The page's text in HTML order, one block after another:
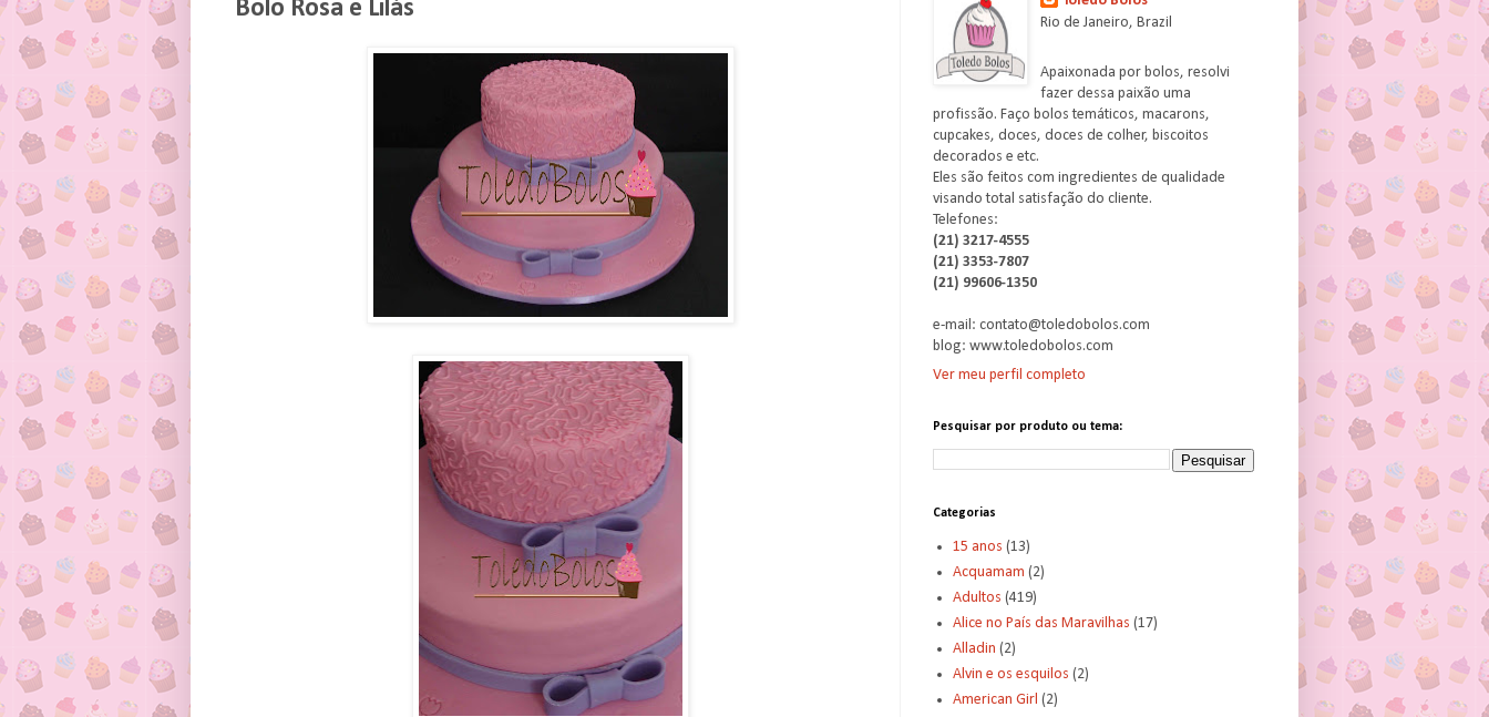
Bolo Rosa e Lilás
Rio de Janeiro, Brazil
Apaixonada por bolos, resolvi
fazer dessa paixão uma
profissão. Faço bolos temáticos, macarons,
cupcakes, doces, doces de colher, biscoitos
decorados e etc.
Eles são feitos com ingredientes de qualidade
visando total satisfação do cliente.
Telefones:
(21) 3217-4555
(21) 3353-7807
(21) 99606-1350
e-mail: contato@toledobolos.com
blog: www.toledobolos.com
Ver meu perfil completo
Pesquisar por produto ou tema:
Categorias
15 anos (13)
Acquamam (2)
Adultos (419)
Alice no País das Maravilhas (17)
Alladin (2)
Alvin e os esquilos (2)
American Girl (2)